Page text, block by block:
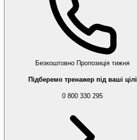
Безкоштовно Пропозиція тижня
Підберемо тренажер під ваші цілі
0 800 330 295